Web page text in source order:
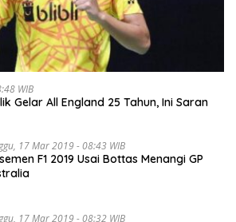
WIB
Gelar All England 25 Tahun, Ini Saran
17 Mar 2019 - 08:43 WIB
F1 2019 Usai Bottas Menangi GP
17 Mar 2019 - 08:32 WIB